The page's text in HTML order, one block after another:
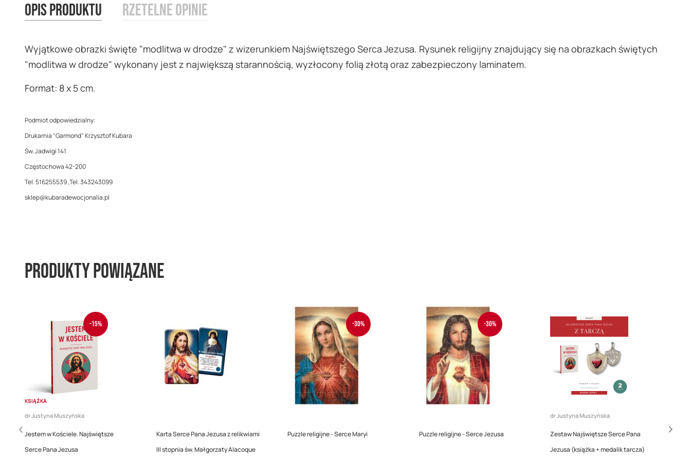
images
Opis produktu
Wyjątkowe obrazki święte "modlitwa w drodze" z wizerunkiem Najświętszego Serca Jezusa. Rysunek religijny znajdujący się na obrazkach świętych
"modlitwa w drodze" wykonany jest z największą starannością, wyzłocony folią złotą oraz zabezpieczony laminatem.
Format: 8 x 5 cm.
Podmiot odpowiedzialny:
Drukarnia "Garmond" Krzysztof Kubara
Św. Jadwigi 141
Częstochowa 42-200
Tel. 516255539 ,Tel. 343243099
sklep@kubaradewocjonalia.pl
Rzetelne opinie
Produkty powiązane
-15%
KSIĄŻKA
dr Justyna Muszyńska
Jestem w Kościele. Najświętsze
Serce Pana Jezusa
Karta Serce Pana Jezusa z relikwiami
III stopnia św. Małgorzaty Alacoque
-30%
Puzzle religijne - Serce Maryi
-30%
Puzzle religijne - Serce Jezusa
dr Justyna Muszyńska
Zestaw Najświętsze Serce Pana
Jezusa (książka + medalik tarcza)